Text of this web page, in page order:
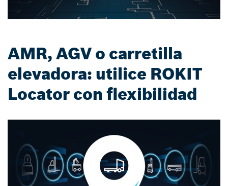
AMR, AGV o carretilla
elevadora: utilice ROKIT
Locator con flexibilidad